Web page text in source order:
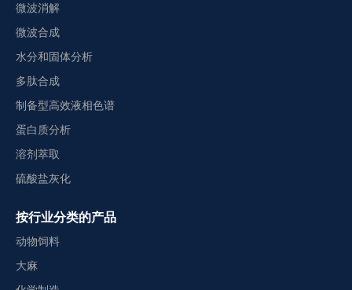
微波消解
微波合成
水分和固体分析
多肽合成
制备型高效液相色谱
蛋白质分析
溶剂萃取
硫酸盐灰化
按行业分类的产品
动物饲料
大麻